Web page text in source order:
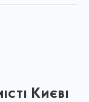
Києві